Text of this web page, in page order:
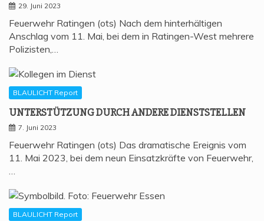
29. Juni 2023
Feuerwehr Ratingen (ots) Nach dem hinterhältigen
Anschlag vom 11. Mai, bei dem in Ratingen-West mehrere
Polizisten,…
BLAULICHT Report
UNTER­STÜT­ZUNG DURCH ANDE­RE DIENSTSTELLEN
7. Juni 2023
Feuerwehr Ratingen (ots) Das dramatische Ereignis vom
11. Mai 2023, bei dem neun Einsatzkräfte von Feuerwehr,
BLAULICHT Report